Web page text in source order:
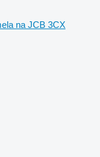
na JCB 3CX